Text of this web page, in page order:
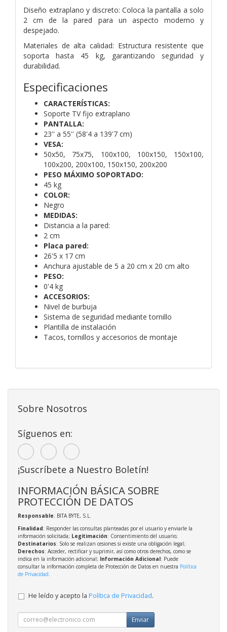
Diseño extraplano y discreto: Coloca la pantalla a solo
2 cm de la pared para un aspecto moderno y
despejado.
Materiales de alta calidad: Estructura resistente que
soporta hasta 45 kg, garantizando seguridad y
durabilidad.
Especificaciones
CARACTERÍSTICAS:
Soporte TV fijo extraplano
PANTALLA:
23'' a 55'' (58'4 a 139'7 cm)
VESA:
50x50, 75x75, 100x100, 100x150, 150x100,
100x200, 200x100, 150x150, 200x200
PESO MÁXIMO SOPORTADO:
45 kg
COLOR:
Negro
MEDIDAS:
Distancia a la pared:
2 cm
Placa pared:
26'5 x 17 cm
Anchura ajustable de 5 a 20 cm x 20 cm alto
PESO:
0'4 kg
ACCESORIOS:
Nivel de burbuja
Sistema de seguridad mediante tornillo
Plantilla de instalación
Tacos, tornillos y accesorios de montaje
Sobre Nosotros
Síguenos en:
¡Suscríbete a Nuestro Boletín!
INFORMACIÓN BÁSICA SOBRE
PROTECCIÓN DE DATOS
Responsable: BITA BYTE, S.L.
Finalidad: Responder las consultas planteadas por el usuario y enviarle la
información solicitada; Legitimación: Consentimiento del usuario;
Destinatarios: Solo se realizan cesiones si existe una obligación legal;
Derechos: Acceder, rectificar y suprimir, así como otros derechos, como se
indica en la información adicional; Información Adicional: Puede
consultar la información completa de Protección de Datos en nuestra Política
de Privacidad
He leído y acepto la Política de Privacidad.
Enviar